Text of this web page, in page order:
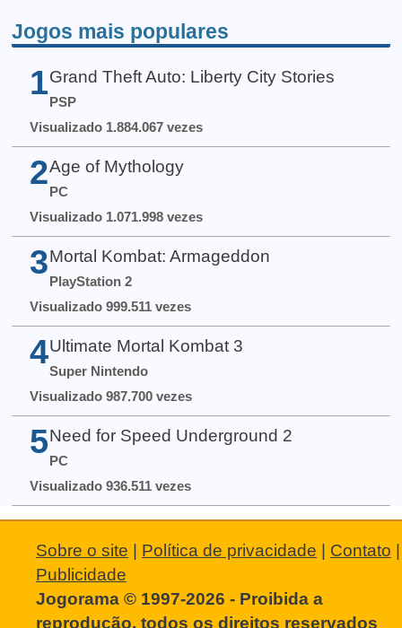
Jogos mais populares
1 Grand Theft Auto: Liberty City Stories
PSP
Visualizado 1.884.067 vezes
2 Age of Mythology
PC
Visualizado 1.071.998 vezes
3 Mortal Kombat: Armageddon
PlayStation 2
Visualizado 999.511 vezes
4 Ultimate Mortal Kombat 3
Super Nintendo
Visualizado 987.700 vezes
5 Need for Speed Underground 2
PC
Visualizado 936.511 vezes
Sobre o site Política de privacidade Contato
Publicidade
Jogorama © 1997-2026 - Proibida a
reprodução, todos os direitos reservados